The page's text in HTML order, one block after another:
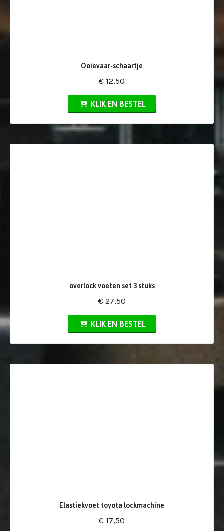
Ooievaar-schaartje
€ 12,50
KLIK EN BESTEL
overlock voeten set 3 stuks
€ 27,50
KLIK EN BESTEL
Elastiekvoet toyota lockmachine
€ 17,50